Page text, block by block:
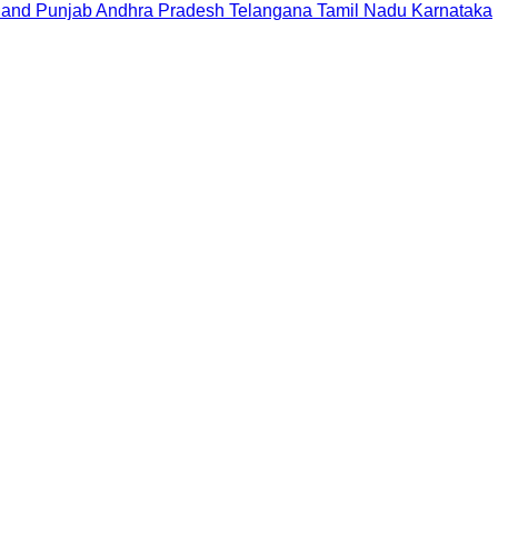
PunjabAndhra Pradesh Telangana Tamil Nadu Karnataka